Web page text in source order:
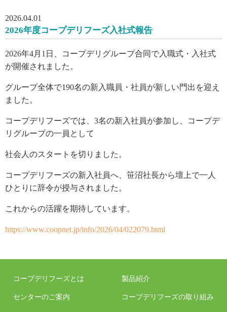
2026.04.01
2026年度コープデリフーズ入社式報告
2026年4月1日、コープデリグループ合同で入職式・入社式
が開催されました。
グループ全体で190名の新入職員・社員が新しい門出を迎え
ました。
コープデリフーズでは、3名の新入社員が参加し、コープデ
リグループの一員として
社会人のスタートを切りました。
コープデリフーズの新入社員へ、笹沼社長から壇上で一人
ひとりに辞令が授与されました。
これからの活躍を期待しています。
https://www.coopnet.jp/info/2026/04/022079.html
コープデリフーズとは 製品紹介
センターのご案内 コープデリフーズの取り組み